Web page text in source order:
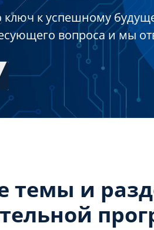
к успешному
вопроса и мы
темы и